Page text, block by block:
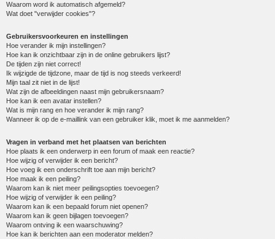
Waarom word ik automatisch afgemeld?
Wat doet "verwijder cookies"?
Gebruikersvoorkeuren en instellingen
Hoe verander ik mijn instellingen?
Hoe kan ik onzichtbaar zijn in de online gebruikers lijst?
De tijden zijn niet correct!
Ik wijzigde de tijdzone, maar de tijd is nog steeds verkeerd!
Mijn taal zit niet in de lijst!
Wat zijn de afbeeldingen naast mijn gebruikersnaam?
Hoe kan ik een avatar instellen?
Wat is mijn rang en hoe verander ik mijn rang?
Wanneer ik op de e-maillink van een gebruiker klik, moet ik me aanmelden?
Vragen in verband met het plaatsen van berichten
Hoe plaats ik een onderwerp in een forum of maak een reactie?
Hoe wijzig of verwijder ik een bericht?
Hoe voeg ik een onderschrift toe aan mijn bericht?
Hoe maak ik een peiling?
Waarom kan ik niet meer peilingsopties toevoegen?
Hoe wijzig of verwijder ik een peiling?
Waarom kan ik een bepaald forum niet openen?
Waarom kan ik geen bijlagen toevoegen?
Waarom ontving ik een waarschuwing?
Hoe kan ik berichten aan een moderator melden?